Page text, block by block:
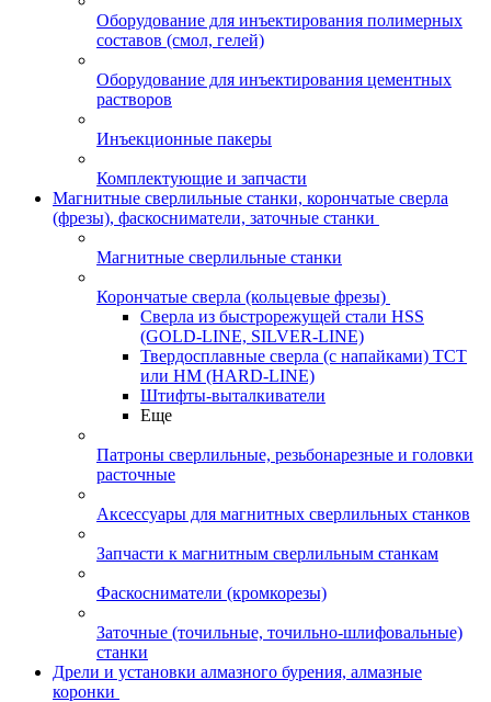
Оборудование для инъектирования полимерных
составов (смол, гелей)
Оборудование для инъектирования цементных
растворов
Инъекционные пакеры
Комплектующие и запчасти
Магнитные сверлильные станки, корончатые сверла
(фрезы), фаскосниматели, заточные станки
Магнитные сверлильные станки
Корончатые сверла (кольцевые фрезы)
Сверла из быстрорежущей стали HSS
(GOLD-LINE, SILVER-LINE)
Твердосплавные сверла (с напайками) ТСТ
или HM (HARD-LINE)
Штифты-выталкиватели
Еще
Патроны сверлильные, резьбонарезные и головки
расточные
Аксессуары для магнитных сверлильных станков
Запчасти к магнитным сверлильным станкам
Фаскосниматели (кромкорезы)
Заточные (точильные, точильно-шлифовальные)
станки
Дрели и установки алмазного бурения, алмазные
коронки